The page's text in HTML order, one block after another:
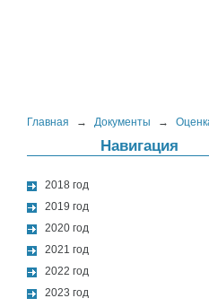
Главная → Документы →
Навигация
2018 год
2019 год
2020 год
2021 год
2022 год
2023 год